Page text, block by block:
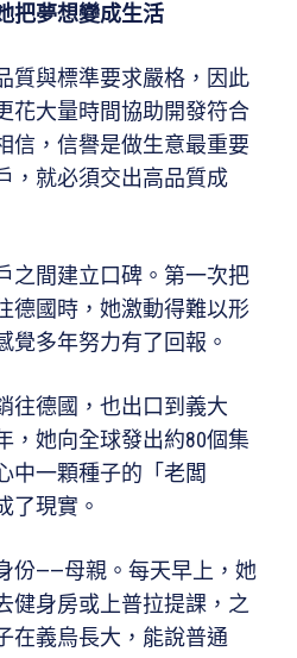
把夢想變成生活
質與標準要求嚴格，因此
花大量時間協助開發符合
信，信譽是做生意最重要
，就必須交出高品質成
之間建立口碑。第一次把
德國時，她激動得難以形
覺多年努力有了回報。
往德國，也出口到義大
，她向全球發出約80個集
中一顆種子的「老闆
了現實。
份——母親。每天早上，她
健身房或上普拉提課，之
在義烏長大，能說普通